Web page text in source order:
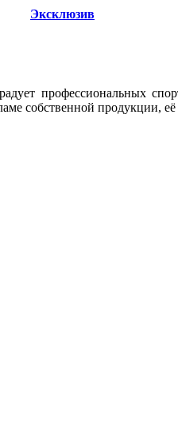
Эксклюзив
профессиональных
собственной продукции,